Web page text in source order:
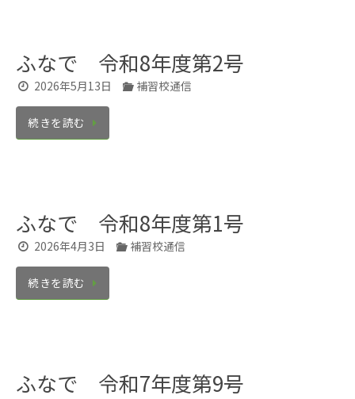
ふなで 令和8年度第2号
2026年5月13日 補習校通信
続きを読む
ふなで 令和8年度第1号
2026年4月3日 補習校通信
続きを読む
ふなで 令和7年度第9号